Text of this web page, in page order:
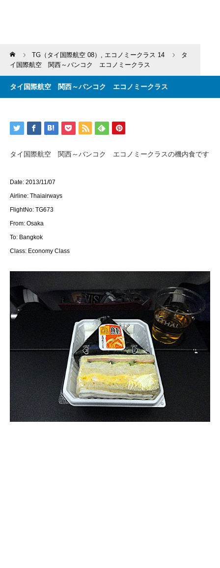
Home TG（タイ国際航空 08） , エコノミークラス 14
タ
イ国際航空 関西～バンコク エコノミークラス
タイ国際航空 関西～バンコク エコノミークラス
タイ国際航空 関西～バンコク エコノミークラスの機内食です
Date: 2013/11/07
Airline: Thaiairways
FlightNo: TG673
From: Osaka
To: Bangkok
Class: Economy Class